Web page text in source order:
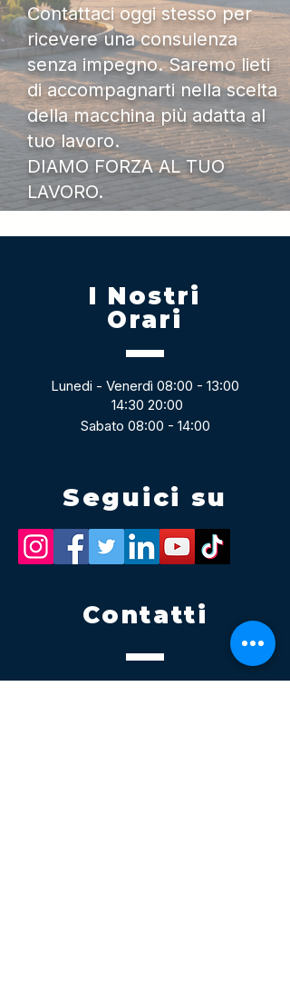
Contattaci oggi stesso per
ricevere una consulenza
senza impegno. Saremo lieti
di accompagnarti nella scelta
della macchina più adatta al
tuo lavoro.
DIAMO FORZA AL TUO
LAVORO.
I Nostri
Orari
Lunedi - Venerdì 08:00 - 13:00
14:30 20:00
Sabato 08:00 - 14:00
Seguici su
Contatti